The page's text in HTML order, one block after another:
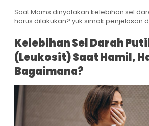
Saat Moms dinyatakan kelebihan sel
harus dilakukan? yuk simak penjelasan
Kelebihan Sel Darah
(Leukosit) Saat Hamil,
Bagaimana?